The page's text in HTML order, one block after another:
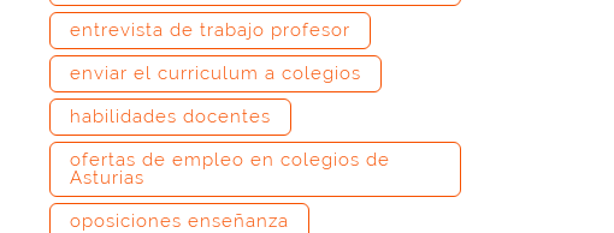
entrevista de trabajo profesor
enviar el curriculum a colegios
habilidades docentes
ofertas de empleo en colegios de
Asturias
oposiciones enseñanza